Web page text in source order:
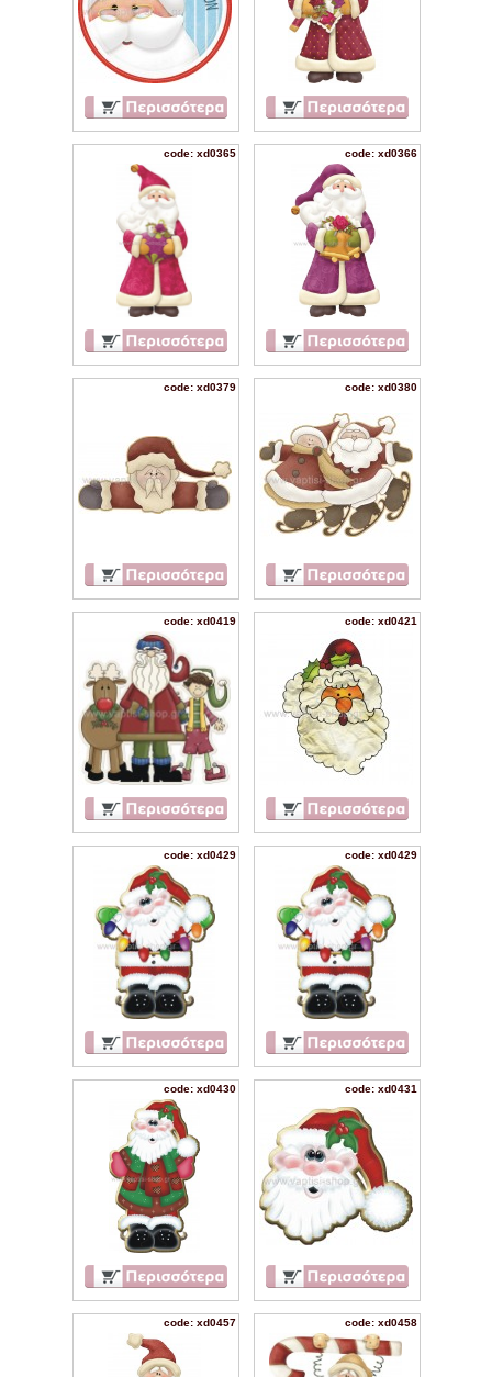
code: xd0365 code: xd0366
code: xd0379 code: xd0380
code: xd0419 code: xd0421
code: xd0429 code: xd0429
code: xd0430 code: xd0431
code: xd0457 code: xd0458